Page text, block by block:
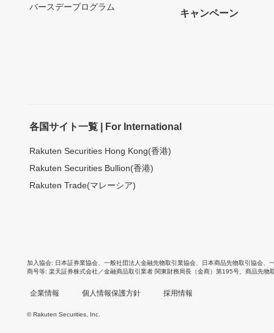
バースデープログラム
キャンペーン
各国サイト一覧 | For International
Rakuten Securities Hong Kong(香港)
Rakuten Securities Bullion(香港)
Rakuten Trade(マレーシア)
加入協会 日本証券業協会 一般社団法人金融先物取引業協会 日本商品先物取引協会
商号等 楽天証券株式会社／金融商品取引業者 関東財務局長（金商）第195号、商品先物
企業情報 個人情報保護方針 採用情報
© Rakuten Securities, Inc.